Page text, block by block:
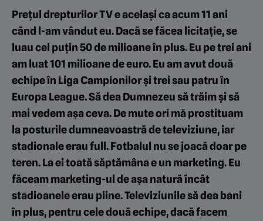
Prețul drepturilor TV e același ca acum 11 ani
când l-am vândut eu. Dacă se făcea licitație, se
luau cel puțin 50 de milioane în plus. Eu pe trei ani
am luat 101 milioane de euro. Eu am avut două
echipe în Liga Campionilorși trei sau patru în
Europa League. Să dea Dumnezeu să trăim și să
mai vedem așa ceva. De mute ori mă prostituam
la posturile dumneavoastră de televiziune, iar
stadionale erau full. Fotbalul nu se joacă doar pe
teren. La ei toată săptămâna e un marketing. Eu
făceam marketing-ul de așa natură încât
stadioanele erau pline. Televiziunile să dea bani
în plus, pentru cele două echipe, dacă facem